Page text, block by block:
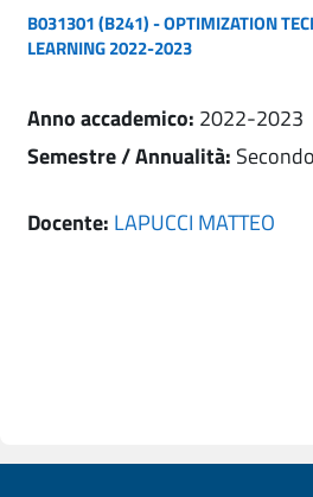
B031301 (B241) - OPTIMIZATION
LEARNING 2022-2023
Anno accademico: 2022-2023
Semestre / Annualità:
Docente: LAPUCCI MATTEO